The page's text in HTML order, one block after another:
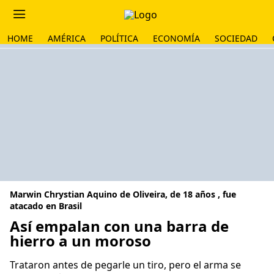
HOME AMÉRICA POLÍTICA ECONOMÍA SOCIEDAD
Marwin Chrystian Aquino de Oliveira, de 18 años , fue
atacado en Brasil
Así empalan con una barra de
hierro a un moroso
Trataron antes de pegarle un tiro, pero el arma se